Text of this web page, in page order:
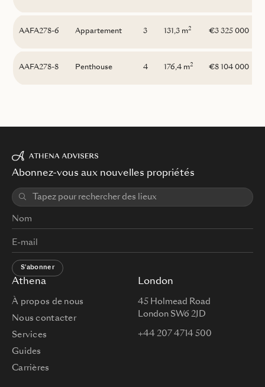
AAFA278-6 Appartement 3 131,3 m2 €3 325 000
AAFA278-8 Penthouse 4 176,4 m2 €8 104 000
Athena
À propos de nous
Nous contacter
Services
Guides
Carrières
London
45 Holmead Road
London SW6 2JD
+44 207 4714 500
Abonnez-vous aux nouvelles propriétés
S'abonner